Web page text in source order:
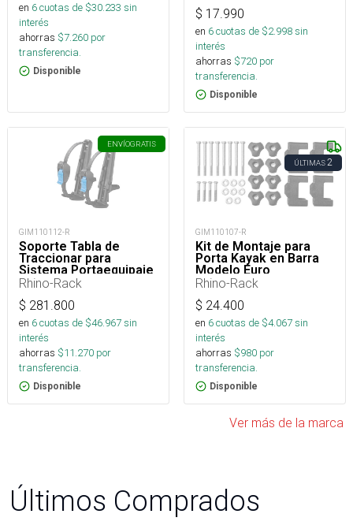
en 6cuotas de $30.233 sin
interés
ahorras $7.260 por
transferencia.
Disponible
$ 17.990
en 6cuotas de $2.998sin
interés
ahorras $720 por
transferencia.
Disponible
ENVÍOGRATIS
GIM110112-R
Soporte Tabla de
Traccionar para
Sistema Portaequipaje
de Montaje StowIT
Rhino-Rack
$ 281.800
en 6cuotas de $46.967sin
interés
ahorras $11.270 por
transferencia.
Disponible
ÚLTIMAS2
GIM110107-R
Kit de Montaje para
Porta Kayak en Barra
Modelo Euro
Rhino-Rack
$ 24.400
en 6cuotas de $4.067sin
interés
ahorras $980 por
transferencia.
Disponible
Ver más de la marca
Últimos Comprados